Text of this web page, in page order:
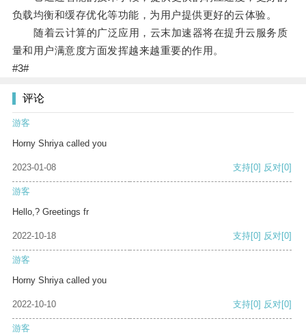
负载均衡和缓存优化等功能，为用户提供更好的云体验。
随着云计算的广泛应用，云末加速器将在提升云服务质
量和用户满意度方面发挥越来越重要的作用。
#3#
评论
游客
Horny Shriya called you
2023-01-08 支持[0] 反对[0]
游客
Hello,? Greetings fr
2022-10-18 支持[0] 反对[0]
游客
Horny Shriya called you
2022-10-10 支持[0] 反对[0]
游客